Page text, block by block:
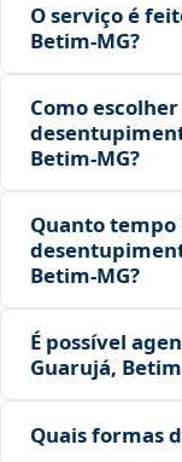
O serviço é
Betim‑MG?
Como
Betim‑MG?
Quanto
Betim‑MG?
É possível
Guarujá,
Quais formas